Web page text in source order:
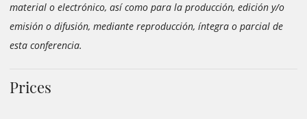
material o electrónico, así como para la producción, edición y/o
emisión o difusión, mediante reproducción, íntegra o parcial de
esta conferencia.
Prices